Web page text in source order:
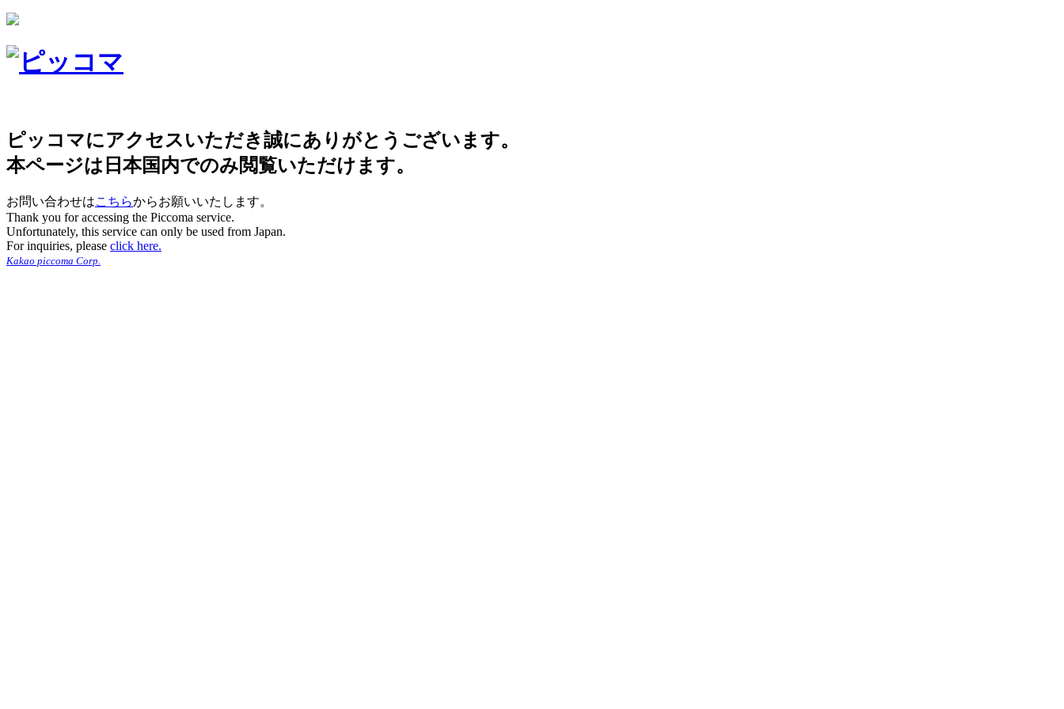
ピッコマにアクセスいただき誠にありがとうございます。
本ページは日本国内でのみ閲覧いただけます。
お問い合わせはこちらからお願いいたします。
Thank you for accessing the Piccoma service.
Unfortunately, this service can only be used from Japan.
For inquiries, please click here.
Kakao piccoma Corp.